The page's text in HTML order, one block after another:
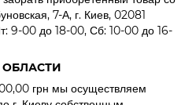
7-А, г. Киев, 02081
9-00 до 18-00, Сб: 10-00 до 16-
грн мы осуществляем